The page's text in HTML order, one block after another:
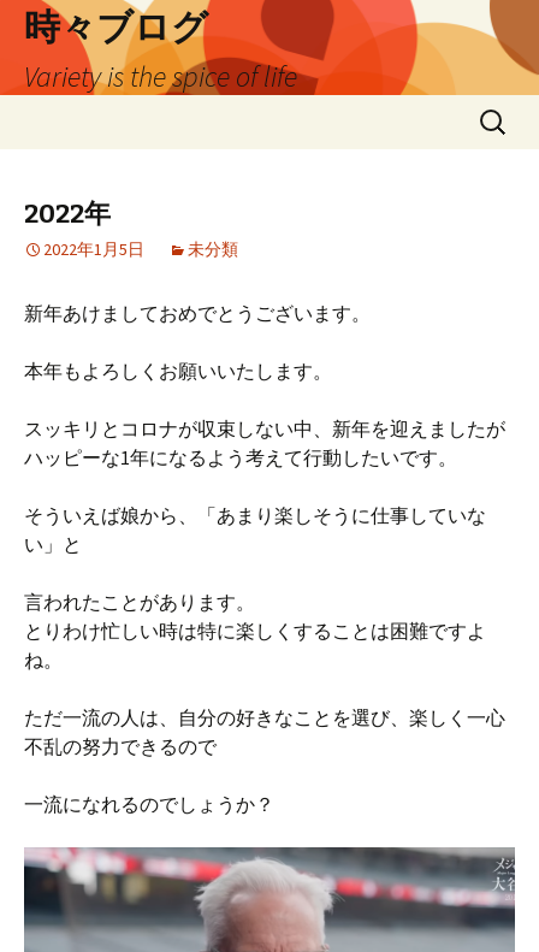
時々ブログ
Variety is the spice of life
検
索:
2022年
2022年1月5日 未分類
新年あけましておめでとうございます。
本年もよろしくお願いいたします。
スッキリとコロナが収束しない中、新年を迎えましたが
ハッピーな1年になるよう考えて行動したいです。
そういえば娘から、「あまり楽しそうに仕事していな
い」と
言われたことがあります。
とりわけ忙しい時は特に楽しくすることは困難ですよ
ね。
ただ一流の人は、自分の好きなことを選び、楽しく一心
不乱の努力できるので
一流になれるのでしょうか？